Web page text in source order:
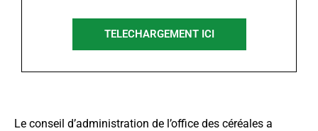
TELECHARGEMENT ICI
Le conseil d’administration de l’office des céréales a